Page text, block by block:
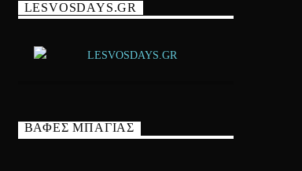
LESVOSDAYS.GR
ΒΑΦΕΣ ΜΠΑΓΙΑΣ